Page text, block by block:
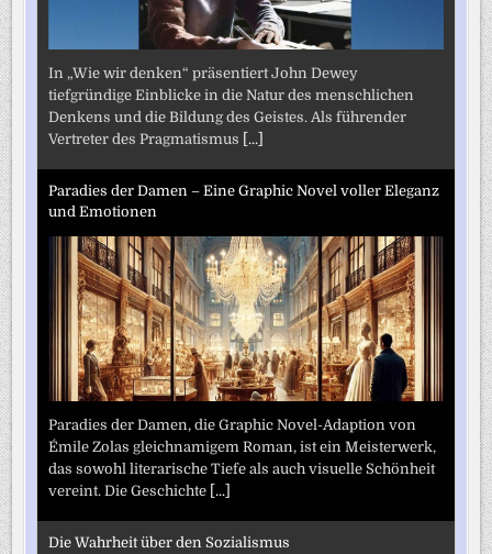
In „Wie wir denken“ präsentiert John Dewey
tiefgründige Einblicke in die Natur des menschlichen
Denkens und die Bildung des Geistes. Als führender
Vertreter des Pragmatismus [...]
Paradies der Damen – Eine Graphic Novel voller Eleganz
und Emotionen
Paradies der Damen, die Graphic Novel-Adaption von
Émile Zolas gleichnamigem Roman, ist ein Meisterwerk,
das sowohl literarische Tiefe als auch visuelle Schönheit
vereint. Die Geschichte [...]
Die Wahrheit über den Sozialismus